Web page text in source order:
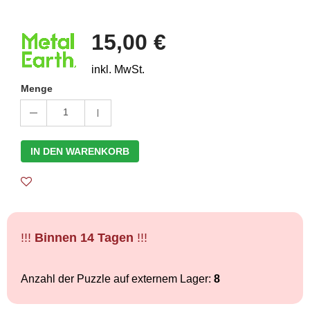
15,00 €
inkl. MwSt.
Menge
1
IN DEN WARENKORB
!!! Binnen 14 Tagen !!!
Anzahl der Puzzle auf externem Lager: 8